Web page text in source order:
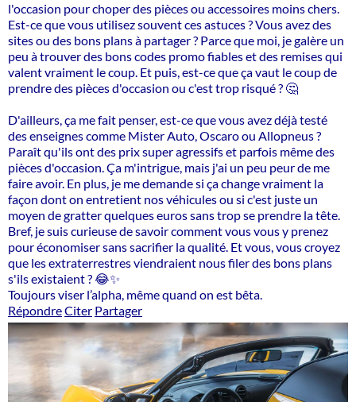
l'occasion pour choper des pièces ou accessoires moins chers.
Est-ce que vous utilisez souvent ces astuces ? Vous avez des
sites ou des bons plans à partager ? Parce que moi, je galère un
peu à trouver des bons codes promo fiables et des remises qui
valent vraiment le coup. Et puis, est-ce que ça vaut le coup de
prendre des pièces d'occasion ou c'est trop risqué ? 🤔
D'ailleurs, ça me fait penser, est-ce que vous avez déjà testé
des enseignes comme Mister Auto, Oscaro ou Allopneus ?
Paraît qu'ils ont des prix super agressifs et parfois même des
pièces d'occasion. Ça m'intrigue, mais j'ai un peu peur de me
faire avoir. En plus, je me demande si ça change vraiment la
façon dont on entretient nos véhicules ou si c'est juste un
moyen de gratter quelques euros sans trop se prendre la tête.
Bref, je suis curieuse de savoir comment vous vous y prenez
pour économiser sans sacrifier la qualité. Et vous, vous croyez
que les extraterrestres viendraient nous filer des bons plans
s'ils existaient ? 😂✨
Toujours viser l’alpha, même quand on est bêta.
RépondreCiter Partager